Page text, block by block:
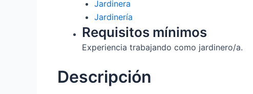
Jardinera
Jardinería
Requisitos mínimos
Experiencia trabajando como jardinero/a.
Descripción